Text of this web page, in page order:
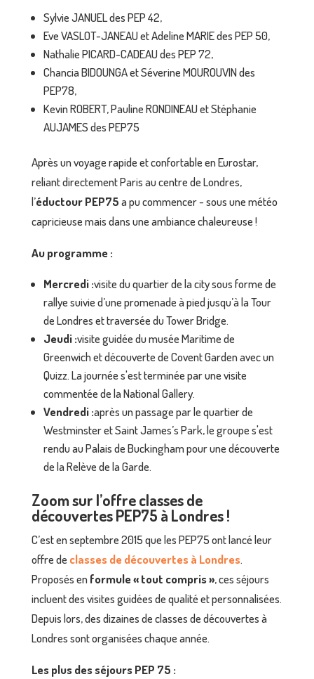
Sylvie JANUEL des PEP 42,
Eve VASLOT-JANEAU et Adeline MARIE des PEP 50,
Nathalie PICARD-CADEAU des PEP 72,
Chancia BIDOUNGA et Séverine MOUROUVIN des
PEP78,
Kevin ROBERT, Pauline RONDINEAU et Stéphanie
AUJAMES des PEP75
Après un voyage rapide et confortable en Eurostar,
reliant directement Paris au centre de Londres,
l’éductour PEP75a pu commencer - sous une météo
capricieuse mais dans une ambiance chaleureuse !
Au programme :
Mercredi :visite du quartier de la city sous forme de
rallye suivie d’une promenade à pied jusqu’à la Tour
de Londres et traversée du Tower Bridge.
Jeudi :visite guidée du musée Maritime de
Greenwich et découverte de Covent Garden avec un
Quizz. La journée s'est terminée par une visite
commentée de la National Gallery.
Vendredi :après un passage par le quartier de
Westminster et Saint James’s Park, le groupe s'est
rendu au Palais de Buckingham pour une découverte
de la Relève de la Garde.
Zoom sur l’offre classes de
découvertes PEP75 à Londres !
C’est en septembre 2015 que les PEP75 ont lancé leur
offre de classes de découvertes à Londres.
Proposés en formule « tout compris », ces séjours
incluent des visites guidées de qualité et personnalisées.
Depuis lors, des dizaines de classes de découvertes à
Londres sont organisées chaque année.
Les plus des séjours PEP 75 :